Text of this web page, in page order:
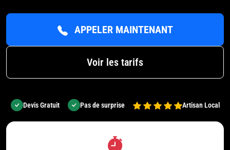
APPELER MAINTENANT
Voir les tarifs
Devis Gratuit Pas de surprise Artisan Local